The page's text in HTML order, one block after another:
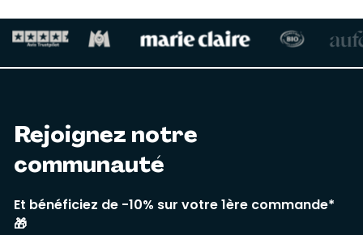
Rejoignez notre
communauté
Et bénéficiez de -10% sur votre 1ère commande*
🎁